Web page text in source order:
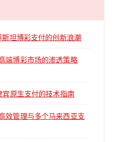
坦博彩支付的创新浪潮
端博彩市场的渗透策略
原生支付的技术指南
效管理与多个马来西亚支